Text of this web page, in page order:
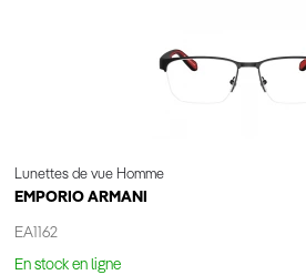
Lunettes de vue Homme
EMPORIO ARMANI
EA1162
En stock en ligne